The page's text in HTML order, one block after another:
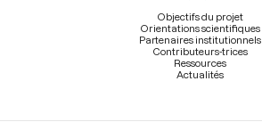
Objectifs du projet
Orientations scientifiques
Partenaires institutionnels
Contributeurs-trices
Ressources
Actualités